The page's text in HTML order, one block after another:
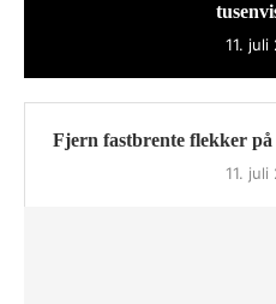
11. juli
Fjern fastbrente flekker
11. juli